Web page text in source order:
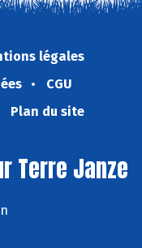
légales
CGU
Plan du site
Terre Janze